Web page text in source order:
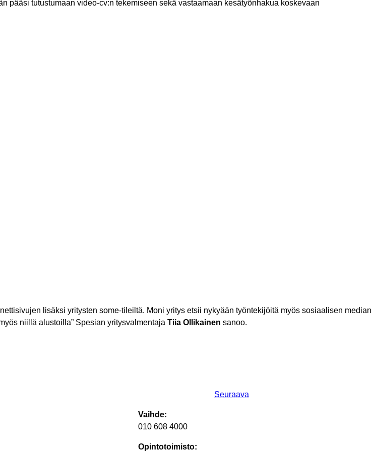
tutustumaan video-cv:n tekemiseen sekä vastaamaan kesätyönhakua koskevaan
lisäksi yritysten some-tileiltä. Moni yritys etsii nykyään työntekijöitä myös sosiaalisen median
niillä alustoilla” Spesian yritysvalmentaja Tiia Ollikainen sanoo.
Seuraava
Vaihde:
010 608 4000
Opintotoimisto: